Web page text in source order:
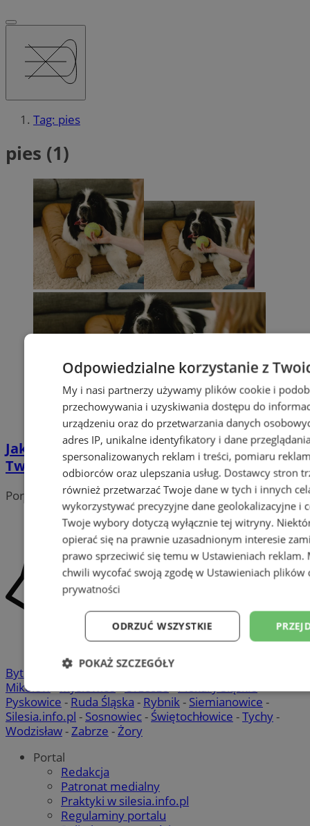
Tag: pies
pies (1)
Jak prawidłowo dbać o higienę i zdrowie
Twojego psa?
Portal należy do sieci
Bytom Chorzów-Gliwice- Katowice
Mikołów-Mysłowice-Orzesze-Piekary Śląskie-
Pyskowice - Ruda Śląska - Rybnik- Siemianowice -
Silesia.info.pl - Sosnowiec- Świętochłowice -Tychy-
Wodzisław-Zabrze -Żory
Portal
Redakcja
Patronat medialny
Praktyki w silesia.info.pl
Regulaminy portalu
Odpowiedzialne korzystanie z
My i nasi partnerzy używamy plików cookie i
przechowywania i uzyskiwania dostępu do
urządzeniu oraz do przetwarzania danych
adres IP, unikalne identyfikatory i dane
spersonalizowanych reklam i treści, pomiaru
odbiorców oraz ulepszania usług. Dostawcy stron
również przetwarzać Twoje dane w tych i innych
wykorzystywać precyzyjne dane geolokalizacyjne i
Twoje wybory dotyczą wyłącznie tej witryny.
opierać się na prawnie uzasadnionym interesie
prawo sprzeciwić się temu w Ustawieniach reklam.
chwili wycofać swoją zgodę w Ustawieniach plików
prywatności
ODRZUĆ WSZYSTKIE
POKAŻ SZCZEGÓŁY
Niezbędne Wydajność